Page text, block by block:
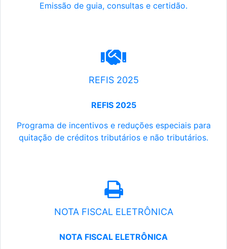
Emissão de guia, consultas e certidão.
REFIS 2025
REFIS 2025
Programa de incentivos e reduções especiais para
quitação de créditos tributários e não tributários.
NOTA FISCAL ELETRÔNICA
NOTA FISCAL ELETRÔNICA